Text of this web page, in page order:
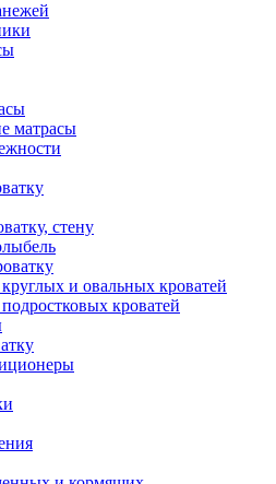
матрасы
стену
и овальных кроватей
кроватей